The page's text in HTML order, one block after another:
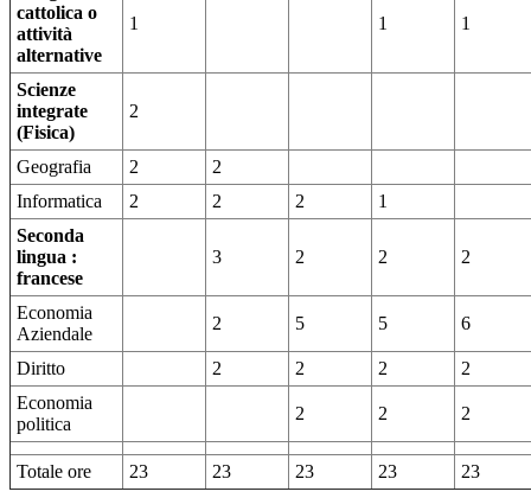
cattolica o
attività
alternative
1 1 1
Scienze
integrate
(Fisica)
2
Geografia 2
2
Informatica
2 2 2
1
Seconda
lingua :
francese
3 2 2 2
Economia
Aziendale
2 5 5 6
Diritto 2 2 2
2
Economia
politica
2 2 2
Totale ore 23 23 23 23 23